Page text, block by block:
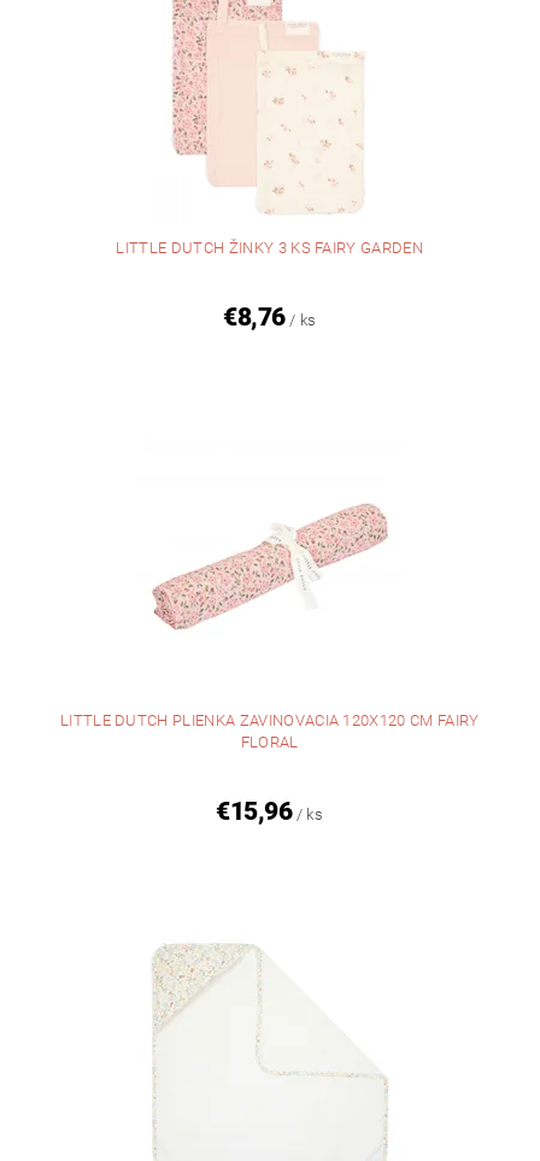
LITTLE DUTCH ŽINKY 3 KS FAIRY GARDEN
€8,76 / ks
LITTLE DUTCH PLIENKA ZAVINOVACIA 120X120 CM FAIRY
FLORAL
€15,96 / ks